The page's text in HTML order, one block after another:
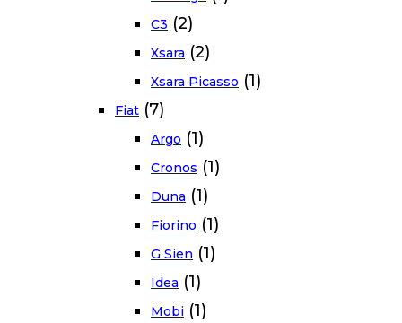
C3 (2)
Xsara (2)
Xsara Picasso (1)
Fiat (7)
Argo (1)
Cronos (1)
Duna (1)
Fiorino (1)
G Sien (1)
Idea (1)
Mobi (1)